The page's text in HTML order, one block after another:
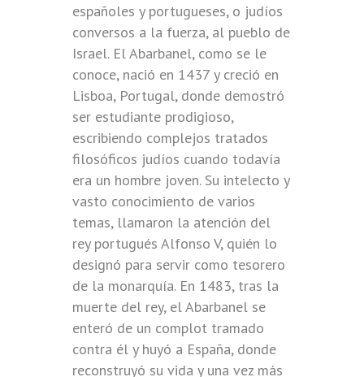
españoles y portugueses, o judíos
conversos a la fuerza, al pueblo de
Israel. El Abarbanel, como se le
conoce, nació en 1437 y creció en
Lisboa, Portugal, donde demostró
ser estudiante prodigioso,
escribiendo complejos tratados
filosóficos judíos cuando todavía
era un hombre joven. Su intelecto y
vasto conocimiento de varios
temas, llamaron la atención del
rey portugués Alfonso V, quién lo
designó para servir como tesorero
de la monarquía. En 1483, tras la
muerte del rey, el Abarbanel se
enteró de un complot tramado
contra él y huyó a España, donde
reconstruyó su vida y una vez más